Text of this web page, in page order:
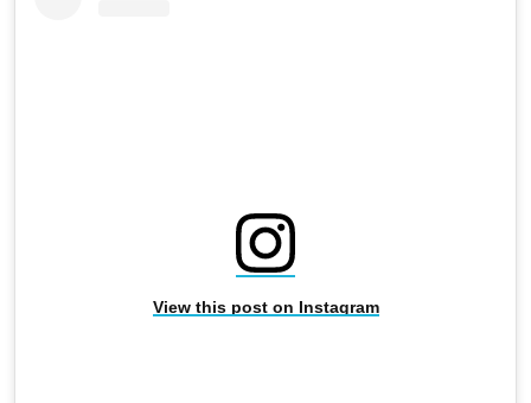
View this post on Instagram